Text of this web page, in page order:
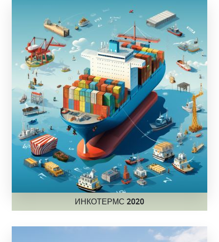
ИНКОТЕРМС 2020